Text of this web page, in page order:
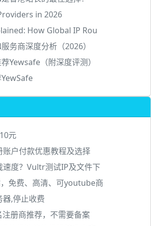
in 2026
How Global IP Rou
务商深度分析（2026）
Yewsafe（附深度评测）
元
户付款优惠教程及选择
度？Vultr测试IP及文件下
免费、高清、可youtube商
,停止收费
册商推荐，不需要备案